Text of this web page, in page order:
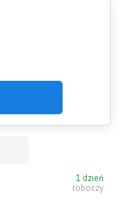
1 dzień
roboczy